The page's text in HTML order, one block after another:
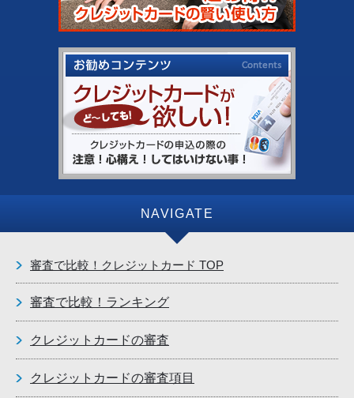
NAVIGATE
審査で比較！クレジットカード TOP
審査で比較！ランキング
クレジットカードの審査
クレジットカードの審査項目